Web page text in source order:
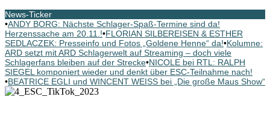
News-Ticker
•ANDY BORG: Nächste Schlager-Spaß-Termine sind da!
Herzenssache am 20.11.!•FLORIAN SILBEREISEN & ESTHER
SEDLACZEK: Presseinfo und Fotos „Goldene Henne“ da!•Kolumne:
ARD setzt mit ARD Schlagerwelt auf Streaming – doch viele
Schlagerfans bleiben auf der Strecke•NICOLE bei RTL: RALPH
SIEGEL komponiert wieder und denkt über ESC-Teilnahme nach!
•BEATRICE EGLI und WINCENT WEISS bei „Die große Maus Show“